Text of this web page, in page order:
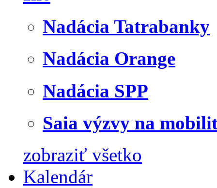
Nadácia Tatrabanky
Nadácia Orange
Nadácia SPP
Saia výzvy na
zobraziť všetko
Kalendár